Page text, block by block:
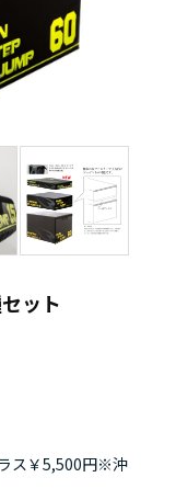
ット
ス￥5,500円※沖